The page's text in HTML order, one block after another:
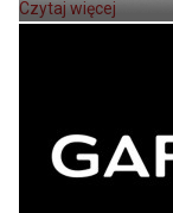
Czytaj więcej